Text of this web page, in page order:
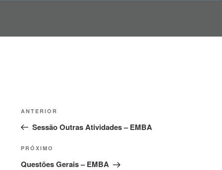
Navegação
Post
Post
anterior
ANTERIOR
Sessão Outras Atividades – EMBA
Próximo
post
PRÓXIMO
Questões Gerais – EMBA